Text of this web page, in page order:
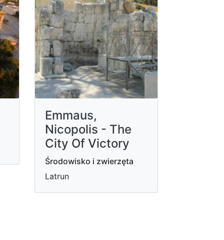
Emmaus,
Nicopolis - The
City Of Victory
Środowisko i zwierzęta
Latrun